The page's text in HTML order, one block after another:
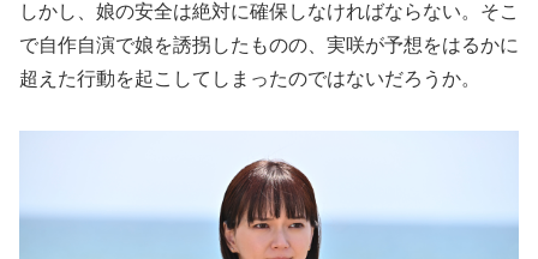
しかし、娘の安全は絶対に確保しなければならない。そこ
で自作自演で娘を誘拐したものの、実咲が予想をはるかに
超えた行動を起こしてしまったのではないだろうか。